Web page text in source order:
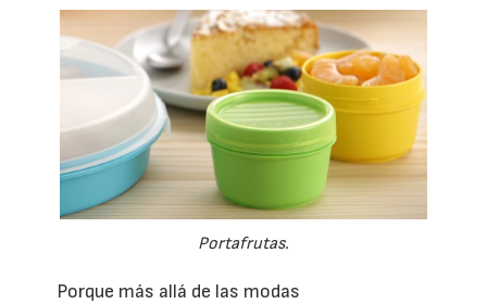
Portafrutas.
Porque más allá de las modas